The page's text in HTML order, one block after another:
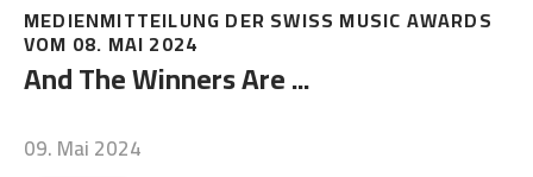
MEDIENMITTEILUNG DER SWISS MUSIC AWARDS
VOM 08. MAI 2024
And The Winners Are ...
09. Mai 2024